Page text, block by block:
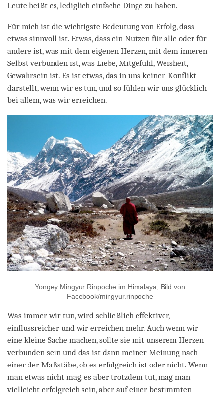
Leute heißt es, lediglich einfache Dinge zu haben.
Für mich ist die wichtigste Bedeutung von Erfolg, dass
etwas sinnvoll ist. Etwas, dass ein Nutzen für alle oder für
andere ist, was mit dem eigenen Herzen, mit dem inneren
Selbst verbunden ist, was Liebe, Mitgefühl, Weisheit,
Gewahrsein ist. Es ist etwas, das in uns keinen Konflikt
darstellt, wenn wir es tun, und so fühlen wir uns glücklich
bei allem, was wir erreichen.
Yongey Mingyur Rinpoche im Himalaya, Bild von
Facebook/mingyur.rinpoche
Was immer wir tun, wird schließlich effektiver,
einflussreicher und wir erreichen mehr. Auch wenn wir
eine kleine Sache machen, sollte sie mit unserem Herzen
verbunden sein und das ist dann meiner Meinung nach
einer der Maßstäbe, ob es erfolgreich ist oder nicht. Wenn
man etwas nicht mag, es aber trotzdem tut, mag man
vielleicht erfolgreich sein, aber auf einer bestimmten